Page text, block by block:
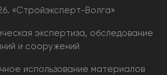
«Стройэксперт-Волга»
экспертиза, обследование
и сооружений
использование материалов